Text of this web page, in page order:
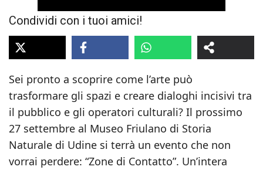
Condividi con i tuoi amici!
Sei pronto a scoprire come l’arte può
trasformare gli spazi e creare dialoghi incisivi tra
il pubblico e gli operatori culturali? Il prossimo
27 settembre al Museo Friulano di Storia
Naturale di Udine si terrà un evento che non
vorrai perdere: “Zone di Contatto”. Un’intera